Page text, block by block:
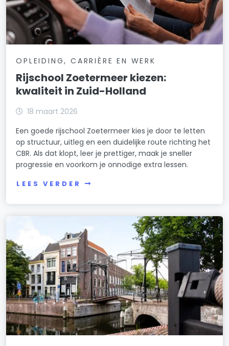
OPLEIDING, CARRIÈRE EN WERK
Rijschool Zoetermeer kiezen:
kwaliteit in Zuid-Holland
18 maart 2026
Een goede rijschool Zoetermeer kies je door te letten
op structuur, uitleg en een duidelijke route richting het
CBR. Als dat klopt, leer je prettiger, maak je sneller
progressie en voorkom je onnodige extra lessen.
LEES VERDER